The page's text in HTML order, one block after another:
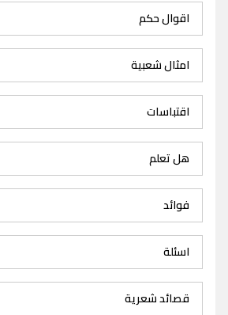
اقوال حكم
امثال شعبية
اقتباسات
هل تعلم
فوائد
اسئلة
قصائد شعرية